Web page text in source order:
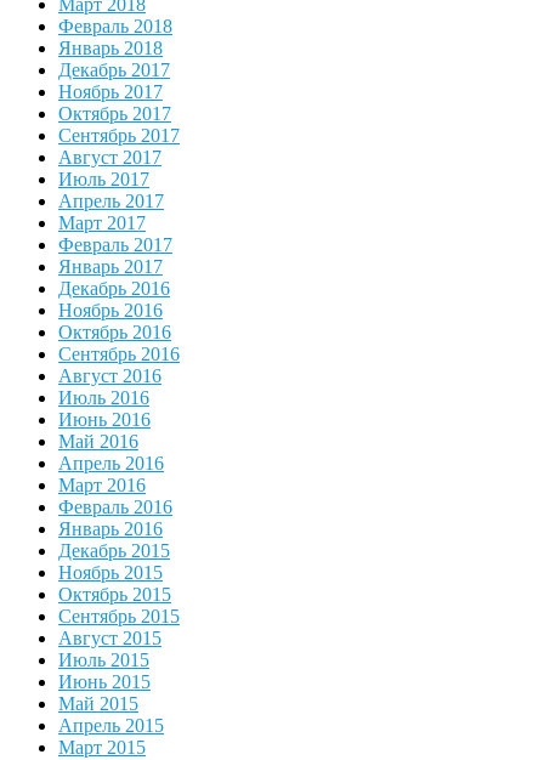
Март 2018
Февраль 2018
Январь 2018
Декабрь 2017
Ноябрь 2017
Октябрь 2017
Сентябрь 2017
Август 2017
Июль 2017
Апрель 2017
Март 2017
Февраль 2017
Январь 2017
Декабрь 2016
Ноябрь 2016
Октябрь 2016
Сентябрь 2016
Август 2016
Июль 2016
Июнь 2016
Май 2016
Апрель 2016
Март 2016
Февраль 2016
Январь 2016
Декабрь 2015
Ноябрь 2015
Октябрь 2015
Сентябрь 2015
Август 2015
Июль 2015
Июнь 2015
Май 2015
Апрель 2015
Март 2015